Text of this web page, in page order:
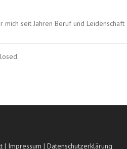
mich seit Jahren Beruf und Leidenschaft
| Impressum | Datenschutzerklärung